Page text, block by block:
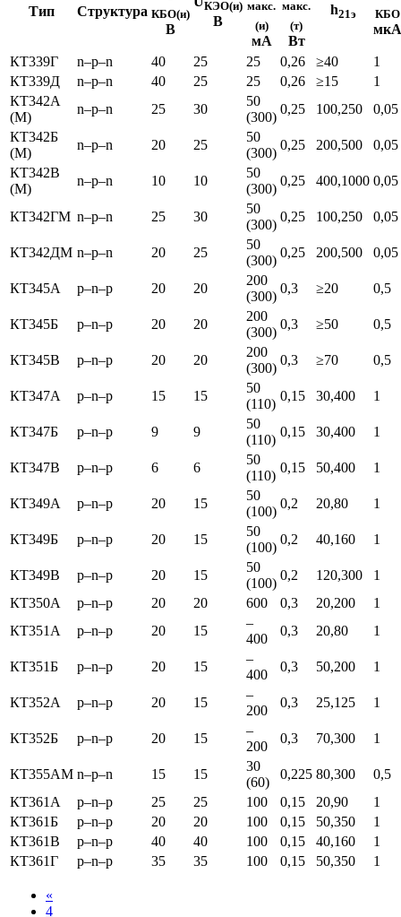
Тип Структура КБО(и)
В
КЭО(и)
В
макс.
(и)
мА
макс.
(т)
Вт
h21э КБО
мкА
КТ339Г n–p–n 40 25 25 0,26 ≥40
1
КТ339Д
n–p–n 40 25 25 0,26 ≥15
1
КТ342А
(М)
n–p–n 25 30
50
(300)
0,25 100,250
0,05
КТ342Б
(М)
n–p–n 20 25
50
(300)
0,25 200,500
0,05
КТ342В
(М)
n–p–n 10 10
50
(300)
0,25 400,1000 0,05
КТ342ГМ n–p–n 25 30
50
(300)
0,25 100,250 0,05
КТ342ДМ n–p–n 20 25
50
(300)
0,25 200,500 0,05
КТ345А p–n–p 20 20
200
(300)
0,3 ≥20 0,5
КТ345Б p–n–p 20 20
200
(300)
0,3 ≥50 0,5
КТ345В p–n–p 20 20
200
(300)
0,3 ≥70 0,5
КТ347А p–n–p 15 15
50
(110)
0,15 30,400 1
КТ347Б p–n–p 9 9
50
(110)
0,15 30,400 1
КТ347В p–n–p 6 6
50
(110)
0,15 50,400 1
КТ349А p–n–p 20 15
50
(100)
0,2 20,80 1
КТ349Б p–n–p 20 15
50
(100)
0,2 40,160 1
КТ349В p–n–p 20 15
50
(100)
0,2 120,300
1
КТ350А
p–n–p 20 20 600 0,3 20,200
1
КТ351А
p–n–p 20 15
–
400
0,3 20,80 1
КТ351Б p–n–p 20 15
–
400
0,3 50,200 1
КТ352А p–n–p 20 15
–
200
0,3 25,125 1
КТ352Б p–n–p 20 15
–
200
0,3 70,300 1
КТ355АМ n–p–n 15 15
30
(60)
0,225 80,300
0,5
КТ361А
p–n–p 25 25 100 0,15 20,90
1
КТ361Б
p–n–p 20 20 100 0,15 50,350
1
КТ361В
p–n–p 40 40 100 0,15 40,160
1
КТ361Г
p–n–p 35 35 100 0,15 50,350 1
«
4